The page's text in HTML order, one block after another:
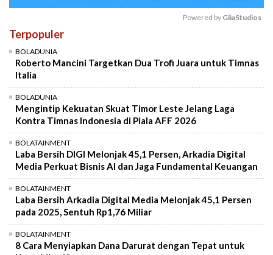
Powered by GliaStudios
Terpopuler
BOLADUNIA
Roberto Mancini Targetkan Dua Trofi Juara untuk Timnas
Italia
BOLADUNIA
Mengintip Kekuatan Skuat Timor Leste Jelang Laga
Kontra Timnas Indonesia di Piala AFF 2026
BOLATAINMENT
Laba Bersih DIGI Melonjak 45,1 Persen, Arkadia Digital
Media Perkuat Bisnis AI dan Jaga Fundamental Keuangan
BOLATAINMENT
Laba Bersih Arkadia Digital Media Melonjak 45,1 Persen
pada 2025, Sentuh Rp1,76 Miliar
BOLATAINMENT
8 Cara Menyiapkan Dana Darurat dengan Tepat untuk